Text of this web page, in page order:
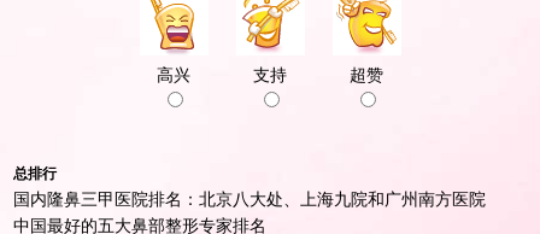
高兴 支持 超赞
总排行
国内隆鼻三甲医院排名：北京八大处、上海九院和广州南方医院
中国最好的五大鼻部整形专家排名